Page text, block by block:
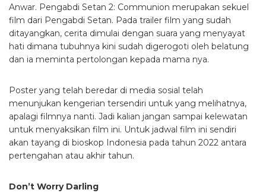
Anwar. Pengabdi Setan 2: Communion merupakan sekuel
film dari Pengabdi Setan. Pada trailer film yang sudah
ditayangkan, cerita dimulai dengan suara yang menyayat
hati dimana tubuhnya kini sudah digerogoti oleh belatung
dan ia meminta pertolongan kepada mama nya.
Poster yang telah beredar di media sosial telah
menunjukan kengerian tersendiri untuk yang melihatnya,
apalagi filmnya nanti. Jadi kalian jangan sampai kelewatan
untuk menyaksikan film ini. Untuk jadwal film ini sendiri
akan tayang di bioskop Indonesia pada tahun 2022 antara
pertengahan atau akhir tahun.
Don’t Worry Darling